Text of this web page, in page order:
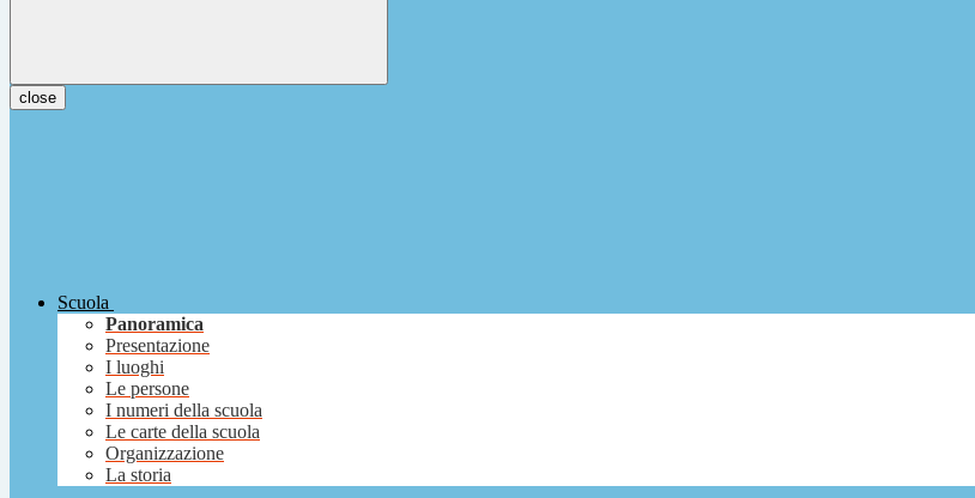
close
Scuola
Panoramica
Presentazione
I luoghi
Le persone
I numeri della scuola
Le carte della scuola
Organizzazione
La storia